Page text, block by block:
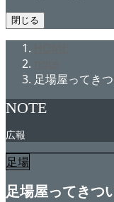
閉じる
足場屋ってき
NOTE
広報
足場
足場屋ってきつ